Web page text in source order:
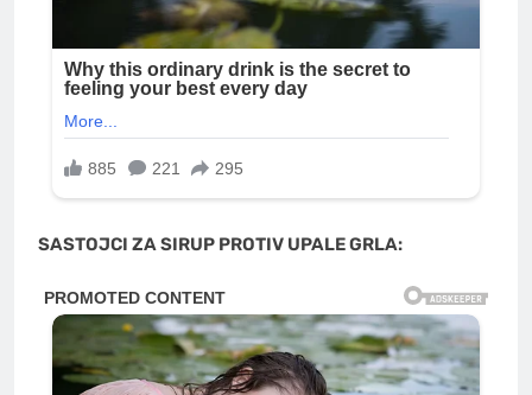
SASTOJCI ZA SIRUP PROTIV UPALE GRLA: